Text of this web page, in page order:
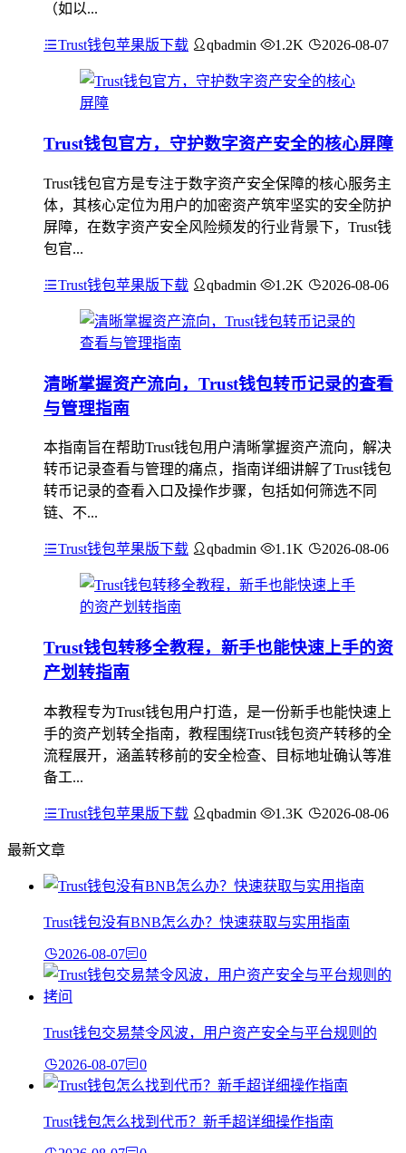
（如以...
Trust钱包苹果版下载 qbadmin 1.2K 2026-08-07
Trust钱包官方，守护数字资产安全的核心屏障
Trust钱包官方是专注于数字资产安全保障的核心服务主
体，其核心定位为用户的加密资产筑牢坚实的安全防护
屏障，在数字资产安全风险频发的行业背景下，Trust钱
包官...
Trust钱包苹果版下载 qbadmin 1.2K 2026-08-06
清晰掌握资产流向，Trust钱包转币记录的查看
与管理指南
本指南旨在帮助Trust钱包用户清晰掌握资产流向，解决
转币记录查看与管理的痛点，指南详细讲解了Trust钱包
转币记录的查看入口及操作步骤，包括如何筛选不同
链、不...
Trust钱包苹果版下载 qbadmin 1.1K 2026-08-06
Trust钱包转移全教程，新手也能快速上手的资
产划转指南
本教程专为Trust钱包用户打造，是一份新手也能快速上
手的资产划转全指南，教程围绕Trust钱包资产转移的全
流程展开，涵盖转移前的安全检查、目标地址确认等准
备工...
Trust钱包苹果版下载 qbadmin 1.3K 2026-08-06
最新文章
Trust钱包没有BNB怎么办？快速获取与实用指南
2026-08-07 0
Trust钱包交易禁令风波，用户资产安全与平台规则的
2026-08-07 0
Trust钱包怎么找到代币？新手超详细操作指南